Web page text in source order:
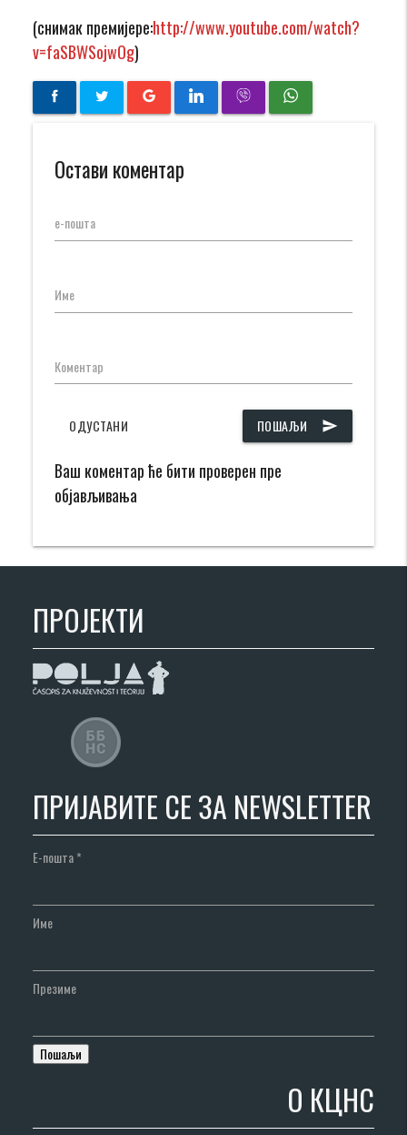
(снимак премијере:http://www.youtube.com/watch?
v=faSBWSojwOg)
Остави коментар
е-пошта
Име
Коментар
ПОШАЉИ send
ОДУСТАНИ
Ваш коментар ће бити проверен пре
објављивања
ПРОЈЕКТИ
ПРИЈАВИТЕ СЕ ЗА NEWSLETTER
Е-пошта*
Име
Презиме
О КЦНС